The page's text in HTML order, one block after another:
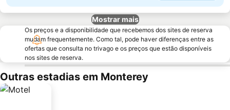
Mostrar mais
Os preços e a disponibilidade que recebemos dos sites de reserva
mudam frequentemente. Como tal, pode haver diferenças entre as
ofertas que consulta no trivago e os preços que estão disponíveis
nos sites de reserva.
Outras estadias em Monterey